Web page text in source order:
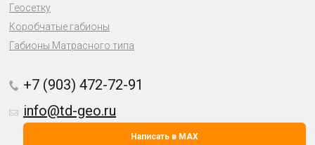
Геосетку
Коробчатые габионы
Габионы Матрасного типа
+7 (903) 472-72-91
info@td-geo.ru
Написать в MAX